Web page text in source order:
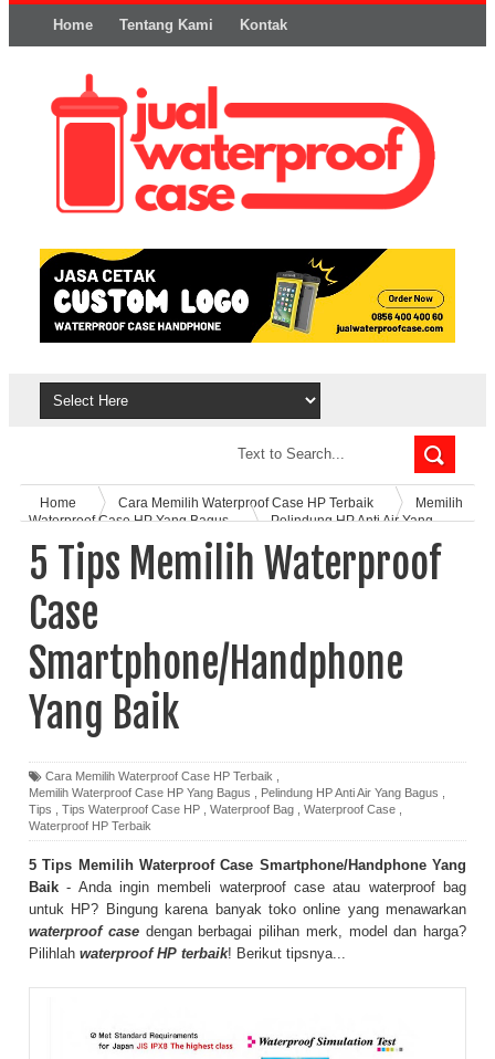
Home Tentang Kami Kontak
Home Cara Memilih Waterproof Case HP Terbaik
Memilih
Waterproof Case HP Yang Bagus
Pelindung HP Anti Air Yang
Waterproof Case
Waterproof HP Terbaik
5 Tips Memilih
Waterproof Case Smartphone/Handphone Yang Baik
5 Tips Memilih Waterproof
Case
Smartphone/Handphone
Yang Baik
Cara Memilih Waterproof Case HP Terbaik ,
Memilih Waterproof Case HP Yang Bagus , Pelindung HP Anti Air Yang Bagus ,
Tips , Tips Waterproof Case HP , Waterproof Bag , Waterproof Case ,
Waterproof HP Terbaik
5 Tips Memilih Waterproof Case Smartphone/Handphone Yang
Baik - Anda ingin membeli waterproof case atau waterproof bag
untuk HP? Bingung karena banyak toko online yang menawarkan
waterproof casedengan berbagai pilihan merk, model dan harga?
Pilihlah waterproof HP terbaik! Berikut tipsnya...